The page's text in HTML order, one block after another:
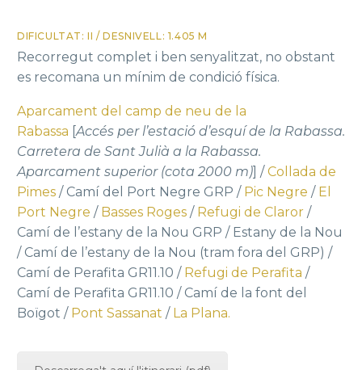
DIFICULTAT: II / DESNIVELL: 1.405 M
Recorregut complet i ben senyalitzat, no obstant
es recomana un mínim de condició física.
Aparcament del camp de neu de la
Rabassa [Accés per l’estació d’esquí de la Rabassa.
Carretera de Sant Julià a la Rabassa.
Aparcament superior (cota 2000 m) ] / Collada de
Pimes / Camí del Port Negre GRP / Pic Negre / El
Port Negre / Basses Roges / Refugi de Claror /
Camí de l’estany de la Nou GRP / Estany de la Nou
/ Camí de l’estany de la Nou (tram fora del GRP) /
Camí de Perafita GR11.10 / Refugi de Perafita /
Camí de Perafita GR11.10 / Camí de la font del
Boïgot / Pont Sassanat / La Plana.